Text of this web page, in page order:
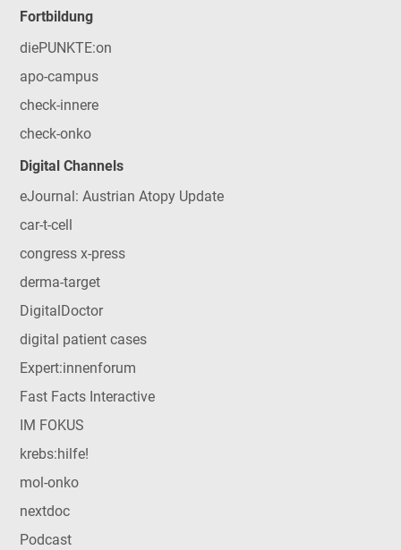
Fortbildung
diePUNKTE:on
apo-campus
check-innere
check-onko
Digital Channels
eJournal: Austrian Atopy Update
car-t-cell
congress x-press
derma-target
DigitalDoctor
digital patient cases
Expert:innenforum
Fast Facts Interactive
IM FOKUS
krebs:hilfe!
mol-onko
nextdoc
Podcast